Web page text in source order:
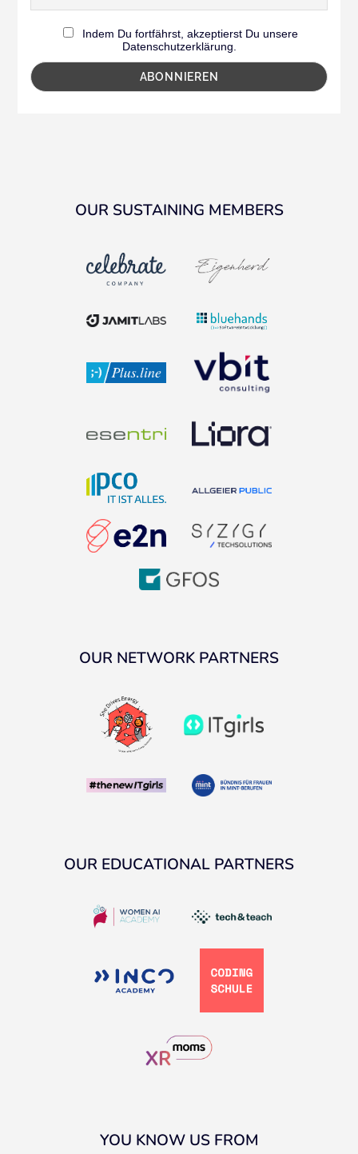
Indem Du fortfährst, akzeptierst Du unsere
Datenschutzerklärung.
OUR SUSTAINING MEMBERS
OUR NETWORK PARTNERS
OUR EDUCATIONAL PARTNERS
YOU KNOW US FROM